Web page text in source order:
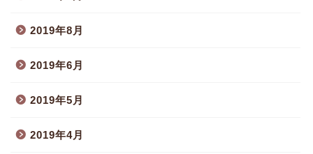
2019年8月
2019年6月
2019年5月
2019年4月